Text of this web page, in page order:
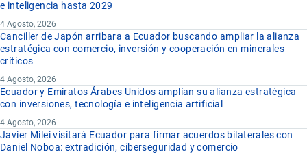
e inteligencia hasta 2029
4 Agosto, 2026
Canciller de Japón arribara a Ecuador buscando ampliar la alianza
estratégica con comercio, inversión y cooperación en minerales
críticos
4 Agosto, 2026
Ecuador y Emiratos Árabes Unidos amplían su alianza estratégica
con inversiones, tecnología e inteligencia artificial
4 Agosto, 2026
Javier Milei visitará Ecuador para firmar acuerdos bilaterales con
Daniel Noboa: extradición, ciberseguridad y comercio